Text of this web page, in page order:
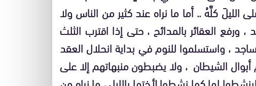
كلَّهُ .. أما ما نراه عند كثير من الناس ولا
ورفع العقائر بالمدائح ، حتى إذا اقترب الثلث
، واستسلموا للنوم في بداية انحلال العقد
الشيطان ، ولا يضبطون منبهاتهم إلا على